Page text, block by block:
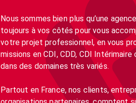
Nous sommes bien plus qu’une
toujours à vos côtés pour vous
votre projet professionnel, en vous
missions en CDI, CDD, CDI Intérimaire
dans des domaines très variés.
Partout en France, nos clients,